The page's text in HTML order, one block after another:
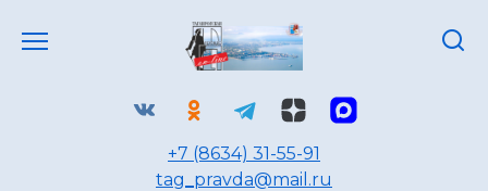
+7 (8634) 31-55-91
tag_pravda@mail.ru